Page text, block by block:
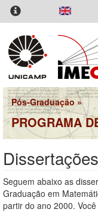
Pular
para
conteúdo
principal
Pós-Graduação »
PROGRAMA
Seguem abaixo as
Graduação em
partir do ano 2000.